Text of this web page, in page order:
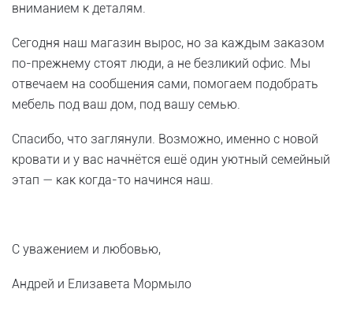
вниманием к деталям.
Сегодня наш магазин вырос, но за каждым заказом
по-прежнему стоят люди, а не безликий офис. Мы
отвечаем на сообщения сами, помогаем подобрать
мебель под ваш дом, под вашу семью.
Спасибо, что заглянули. Возможно, именно с новой
кровати и у вас начнётся ещё один уютный семейный
этап — как когда-то начинся наш.
С уважением и любовью,
Андрей и Елизавета Мормыло